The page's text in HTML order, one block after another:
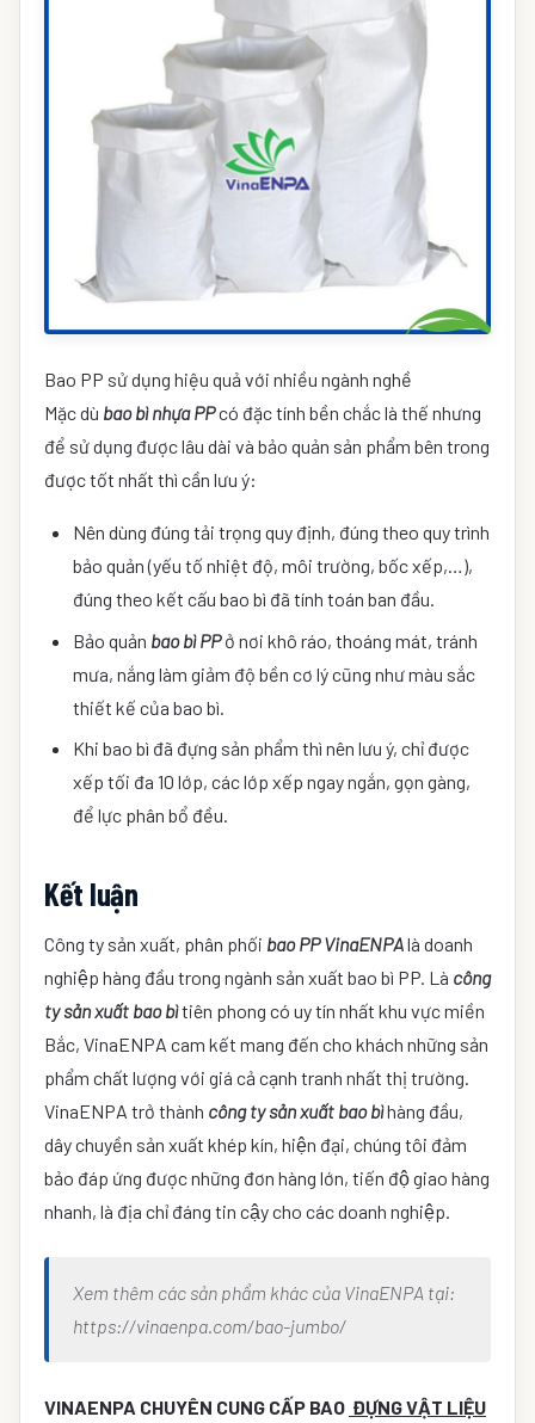
Bao PP sử dụng hiệu quả với nhiều ngành nghề
Mặc dù bao bì nhựa PPcó đặc tính bền chắc là thế nhưng
để sử dụng được lâu dài và bảo quản sản phẩm bên trong
được tốt nhất thì cần lưu ý:
Nên dùng đúng tải trọng quy định, đúng theo quy trình
bảo quản (yếu tố nhiệt độ, môi trường, bốc xếp,…),
đúng theo kết cấu bao bì đã tính toán ban đầu.
Bảo quản bao bì PPở nơi khô ráo, thoáng mát, tránh
mưa, nắng làm giảm độ bền cơ lý cũng như màu sắc
thiết kế của bao bì.
Khi bao bì đã đựng sản phẩm thì nên lưu ý, chỉ được
xếp tối đa 10 lớp, các lớp xếp ngay ngắn, gọn gàng,
để lực phân bổ đều.
Kết luận
Công ty sản xuất, phân phối bao PP VinaENPAlà doanh
nghiệp hàng đầu trong ngành sản xuất bao bì PP. Là công
ty sản xuất bao bìtiên phong có uy tín nhất khu vực miền
Bắc, VinaENPA cam kết mang đến cho khách những sản
phẩm chất lượng với giá cả cạnh tranh nhất thị trường.
VinaENPA trở thành công ty sản xuất bao bìhàng đầu,
dây chuyền sản xuất khép kín, hiện đại, chúng tôi đảm
bảo đáp ứng được những đơn hàng lớn, tiến độ giao hàng
nhanh, là địa chỉ đáng tin cậy cho các doanh nghiệp.
Xem thêm các sản phẩm khác của VinaENPA tại:
https://vinaenpa.com/bao-jumbo/
VINAENPA CHUYÊN CUNG CẤP BAO ĐỰNG VẬT LIỆU